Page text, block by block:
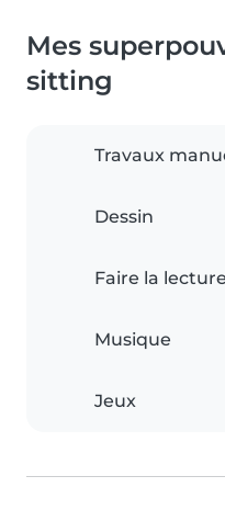
Mes
sitting
Travaux
Dessin
Faire la lecture
Musique
Jeux